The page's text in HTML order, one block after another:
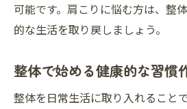
可能です。肩こりに悩む方は、整
的な生活を取り戻しましょう。
整体で始める健康的な習慣
整体を日常生活に取り入れること